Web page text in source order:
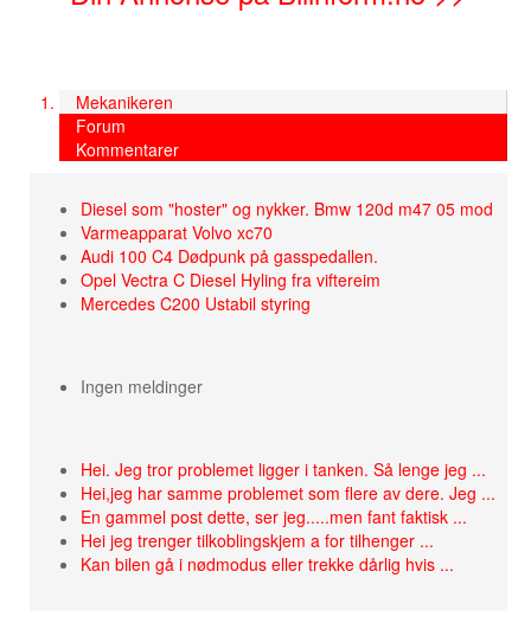
Mekanikeren
Forum
Kommentarer
Diesel som "hoster" og nykker. Bmw 120d m47 05 mod
Varmeapparat Volvo xc70
Audi 100 C4 Dødpunk på gasspedallen.
Opel Vectra C Diesel Hyling fra viftereim
Mercedes C200 Ustabil styring
Ingen meldinger
Hei. Jeg tror problemet ligger i tanken. Så lenge jeg ...
Hei,jeg har samme problemet som flere av dere. Jeg ...
En gammel post dette, ser jeg.....men fant faktisk ...
Hei jeg trenger tilkoblingskjem a for tilhenger ...
Kan bilen gå i nødmodus eller trekke dårlig hvis ...